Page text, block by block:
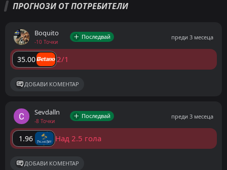
ПРОГНОЗИ ОТ ПОТРЕБИТЕЛИ
Boquito
-10 Точки
Последвай преди 3 месеца
35.00 2/1
ДОБАВИ КОМЕНТАР
Sevdalln
-8 Точки
Последвай преди 3 месеца
1.96 Над 2.5 гола
ДОБАВИ КОМЕНТАР